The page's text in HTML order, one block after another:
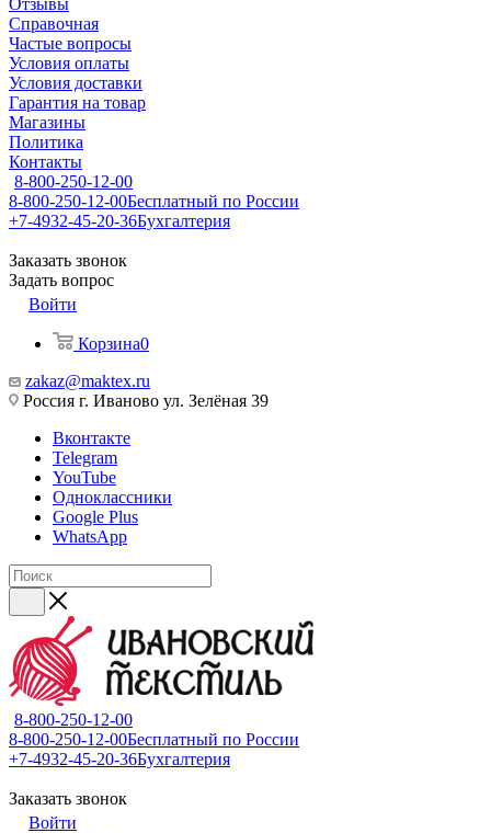
Отзывы
Справочная
Частые вопросы
Условия оплаты
Условия доставки
Гарантия на товар
Магазины
Политика
Контакты
8-800-250-12-00
8-800-250-12-00Бесплатный по России
+7-4932-45-20-36Бухгалтерия
Заказать звонок
Задать вопрос
Войти
Корзина0
zakaz@maktex.ru
Россия г. Иваново ул. Зелёная 39
Вконтакте
Telegram
YouTube
Одноклассники
Google Plus
WhatsApp
8-800-250-12-00
8-800-250-12-00Бесплатный по России
+7-4932-45-20-36Бухгалтерия
Заказать звонок
Войти